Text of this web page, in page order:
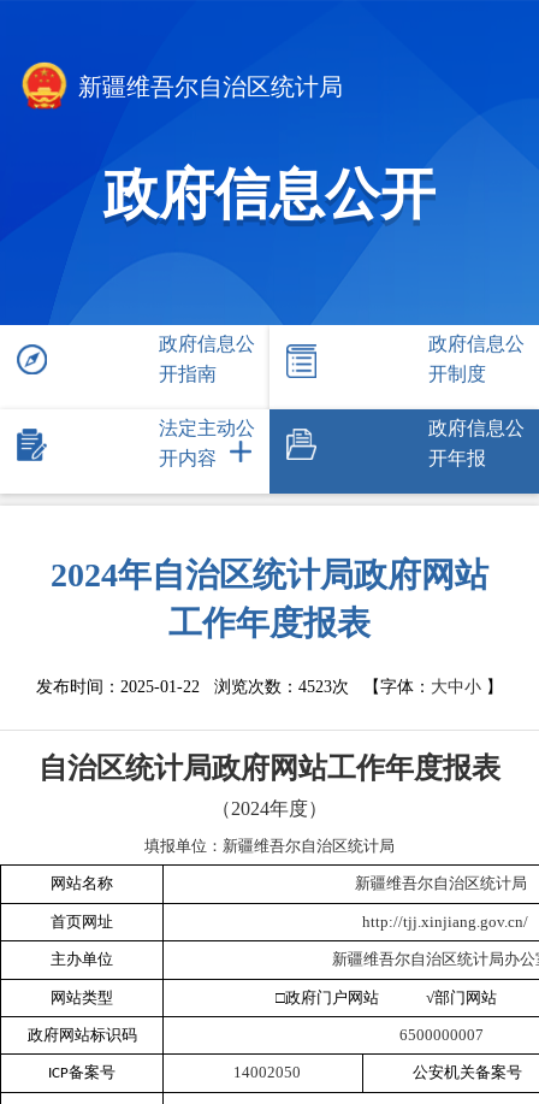
新疆维吾尔自治区统计局
政府信息公开
政府信息公
开指南
政府信息公
开制度
法定主动公
开内容
政府信息公
开年报
2024年自治区统计局政府网站
工作年度报表
发布时间：2025-01-22 浏览次数： 4523次 【字体： 大中小 】
自治区统计局政府网站工作年度报表
（2024年度）
填报单位：新疆维吾尔自治区统计局
网站名称 新疆维吾尔自治区统计局
首页网址 http://tjj.xinjiang.gov.cn/
主办单位 新疆维吾尔自治区统计局办公
网站类型 □政府门户网站 √部门网站 □
政府网站标识码 6500000007
ICP备案号 14002050 公安机关备案号